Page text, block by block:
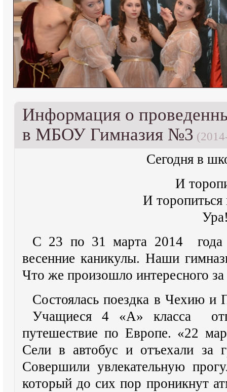
Информация о
в МБОУ Гимназия №3
Сегодня в
И
И торопиться
С 23 по 31 марта 2014 года
весенние каникулы. Наши
Что же произошло интересного за
Состоялась поездка в Чехию
Учащиеся 4 «А» класса
путешествие по Европе. «22
Сели в автобус и отъехали за
Совершили увлекательную
который до сих пор проникнут